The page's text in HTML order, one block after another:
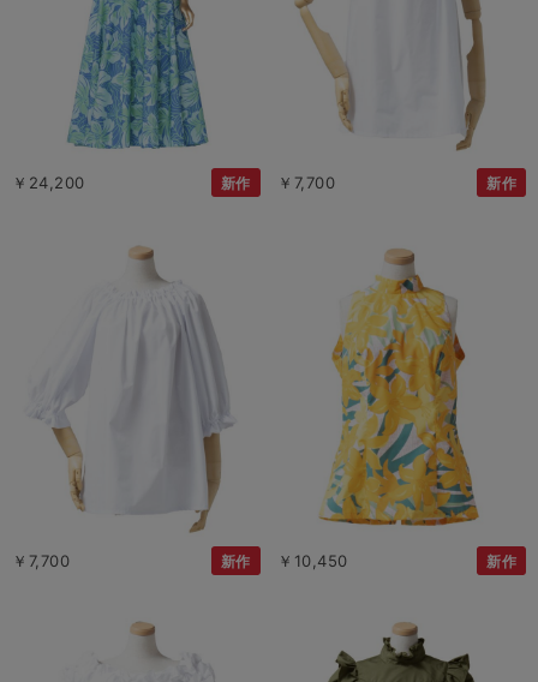
￥24,200 新作 ￥7,700 新作
￥7,700 新作 ￥10,450 新作